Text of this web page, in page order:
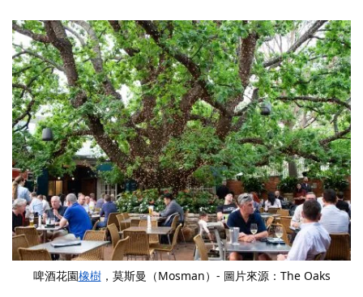
啤酒花園橡樹，莫斯曼（Mosman）- 圖片來源：The Oaks